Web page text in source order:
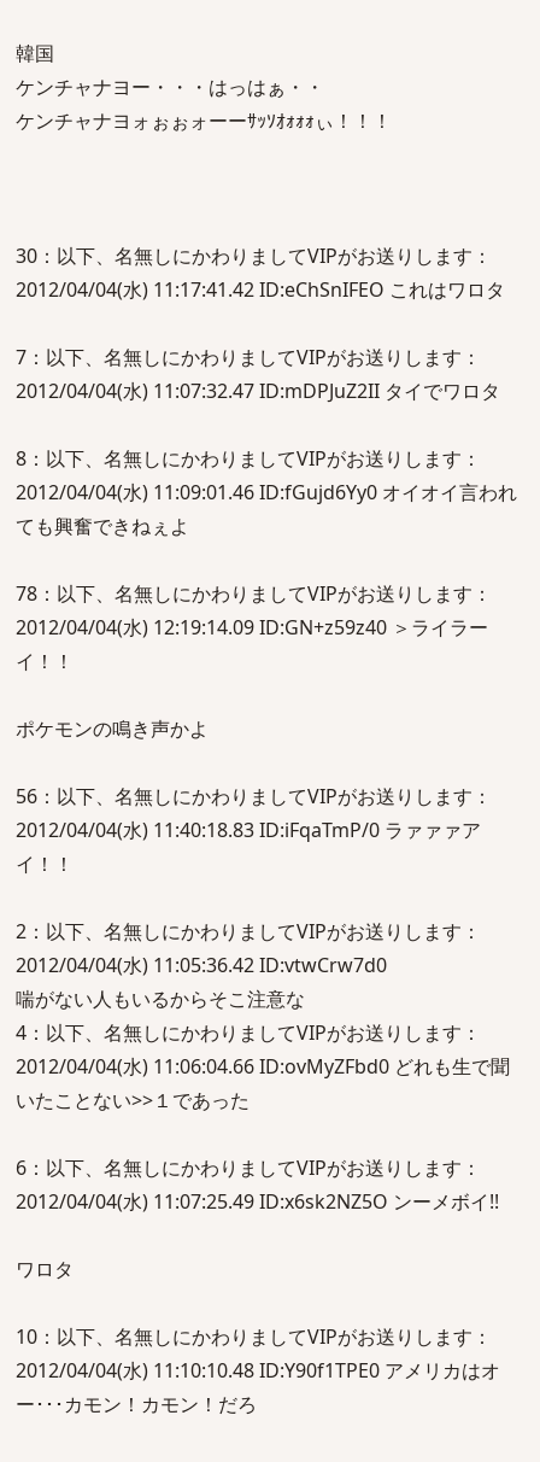
韓国
ケンチャナヨー・・・はっはぁ・・
ケンチャナヨォぉぉォーーｻｯｿｵｫｫｫぃ！！！
30：以下、名無しにかわりましてVIPがお送りします：
2012/04/04(水) 11:17:41.42 ID:eChSnIFEO これはワロタ
7：以下、名無しにかわりましてVIPがお送りします：
2012/04/04(水) 11:07:32.47 ID:mDPJuZ2II タイでワロタ
8：以下、名無しにかわりましてVIPがお送りします：
2012/04/04(水) 11:09:01.46 ID:fGujd6Yy0 オイオイ言われ
ても興奮できねぇよ
78：以下、名無しにかわりましてVIPがお送りします：
2012/04/04(水) 12:19:14.09 ID:GN+z59z40 ＞ライラー
イ！！
ポケモンの鳴き声かよ
56：以下、名無しにかわりましてVIPがお送りします：
2012/04/04(水) 11:40:18.83 ID:iFqaTmP/0 ラァァァア
イ！！
2：以下、名無しにかわりましてVIPがお送りします：
2012/04/04(水) 11:05:36.42 ID:vtwCrw7d0
喘がない人もいるからそこ注意な
4：以下、名無しにかわりましてVIPがお送りします：
2012/04/04(水) 11:06:04.66 ID:ovMyZFbd0 どれも生で聞
いたことない>>１であった
6：以下、名無しにかわりましてVIPがお送りします：
2012/04/04(水) 11:07:25.49 ID:x6sk2NZ5O ンーメボイ!!
ワロタ
10：以下、名無しにかわりましてVIPがお送りします：
2012/04/04(水) 11:10:10.48 ID:Y90f1TPE0 アメリカはオ
ー･･･カモン！カモン！だろ